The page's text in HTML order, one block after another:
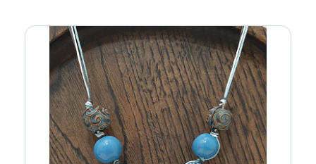
Итого:
Продолжить покупки
Перейти в корзину